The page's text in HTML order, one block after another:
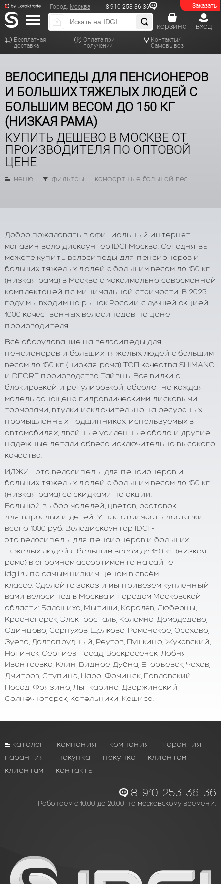
Заказать
Город: Москва 8-910-253-36-36
Бесплатная
доставка
Оплата при
получении
Контакты/
Самовывоз
вход
корзина
ВЕЛОСИПЕДЫ ДЛЯ ПЕНСИОНЕРОВ
И БОЛЬШИХ ТЯЖЕЛЫХ ЛЮДЕЙ С
БОЛЬШИМ ВЕСОМ ДО 150 КГ
(НИЗКАЯ РАМА)
КУПИТЬ ДЕШЕВО В МОСКВЕ ОТ
ПРОИЗВОДИТЕЛЯ ПО ОПТОВОЙ
ЦЕНЕ
меню фильтры комфортные большой вес
Добро пожаловать в официальный интернет-
магазин вело дискаунтер IDGI Москва. Сегодня вы
можете купить велосипеды для пенсионеров и
больших тяжелых людей с большим весом до 150 кг
(низкая рама) в Москве с максимально современной
комплектацей по минимальной стоимости. В 2025
году мы входим на рынок России с лучшей акцией -
1000 качественных велосипедов по цене
производителя.
Всё оборудование на велосипеды для
пенсионеров и больших тяжелых людей с большим
весом до 150 кг (низкая рама) ТОП качества SHIMANO
и DEORE производства Тайвнь. Все вилки с
блокировкой и регулировкой, абсолютно каждая
модель оснащена гидравлическими дисковыми
тормозами, втулки исключительно на ресурсных
промышленных подшипниках, используемых в
автомобилях, двойные усиленные обода и другие
надёжные детали обвеса исключительно высокого
качества.
ИДЖИ - это велосипеды для пенсионеров и
больших тяжелых людей с большим весом до 150 кг
(низкая рама) со скидками по акции.
Большой выбор моделей, цветов, ростовок
для взрослых и детей. У нас стоимость доставки
всего 1000 руб. Велодискаунтер IDGI -
это велосипеды для пенсионеров и больших
тяжелых людей с большим весом до 150 кг (низкая
рама) в огромном ассортименте на сайте
idgii.ru по самым низким ценам в своём
классе. Сделайте заказ и мы привезём купленный
вами велосипед в Москва и городам Московской
области: Балашиха, Мытищи, Королёв, Люберцы,
Красногорск, Электросталь, Коломна, Домодедово,
Одинцово, Серпухов, Щёлково, Раменское, Орехово,
Зуево, Долгопрудный, Реутов, Пушкино, Жуковский,
Ногинск, Сергиев Посад, Воскресенск, Лобня,
Ивантеевка, Клин, Видное, Дубна, Егорьевск, Чехов,
Дмитров, Ступино, Наро-Фоминск, Павловский
Посад, Фрязино, Лыткарино, Дзержинский,
Солнечногорск, Котельники, Кашира.
каталог компания компания
гарантия
гарантия
покупка покупка
клиентам
клиентам
контакты
8-910-253-36-36
Работаем с 10.00 до 20.00 по московскому времени.